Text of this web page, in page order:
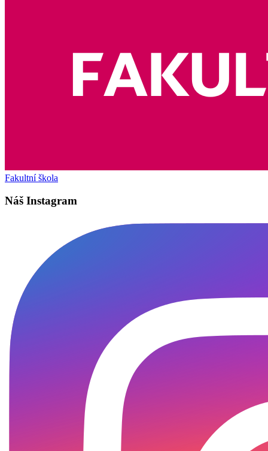
Fakultní škola
Náš Instagram